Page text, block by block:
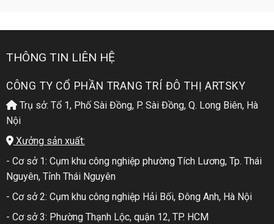
THÔNG TIN LIÊN HỆ
CÔNG TY CỔ PHẦN TRANG TRÍ ĐÔ THỊ ARTSKY
Trụ sở: Tổ 1, Phố Sài Đồng, P. Sài Đồng, Q. Long Biên, Hà
Nội
Xưởng sản xuất:
- Cơ sở 1: Cụm khu công nghiệp phường Tích Lương, Tp. Thái
Nguyên, Tỉnh Thái Nguyên
- Cơ sở 2: Cụm khu công nghiệp Hải Bối, Đông Anh, Hà Nội
- Cơ sở 3: Phường Thạnh Lộc, quận 12, TP. HCM